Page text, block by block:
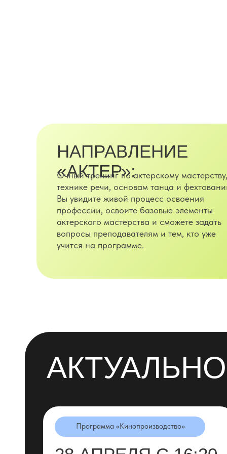
НАПРАВЛЕНИЕ
«АКТЕР»:
Очный тренинг по актерскому мастерству,
технике речи, основам танца и
Вы увидите живой процесс освоения
профессии, освоите базовые элементы
актерского мастерства и сможете задать
вопросы преподавателям и тем, кто уже
учится на программе.
Программа «Кинопроизводство»